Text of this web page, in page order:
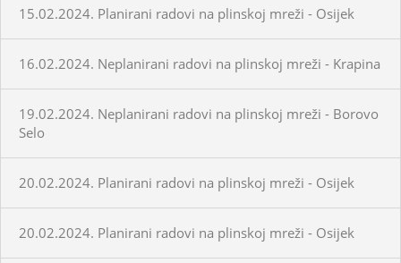
15.02.2024. Planirani radovi na plinskoj mreži - Osijek
16.02.2024. Neplanirani radovi na plinskoj mreži - Krapina
19.02.2024. Neplanirani radovi na plinskoj mreži - Borovo
Selo
20.02.2024. Planirani radovi na plinskoj mreži - Osijek
20.02.2024. Planirani radovi na plinskoj mreži - Osijek